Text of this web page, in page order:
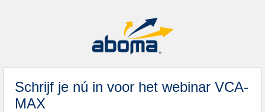
Schrijf je nú in voor het webinar VCA-
MAX